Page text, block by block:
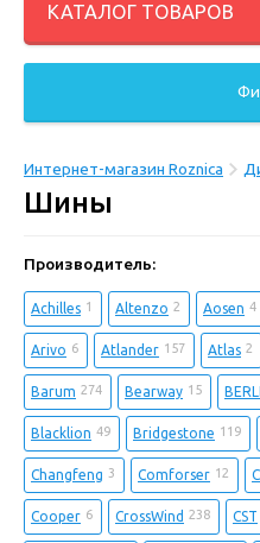
КАТАЛОГ ТОВАРОВ
Интернет-магазин Roznica
Шины
Производитель:
Achilles 1 Altenzo 2 Aosen 4
Arivo 6 Atlander 157 Atlas 2
Barum 274 Bearway 15
Blacklion 49 Bridgestone 119
Changfeng 3 Comforser 12
Cooper 6 CrossWind 238 CST